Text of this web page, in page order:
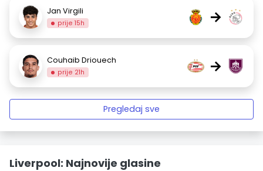
Jan Virgili
prije 15h →
Couhaib Driouech
prije 21h →
Pregledaj sve
Liverpool: Najnovije glasine